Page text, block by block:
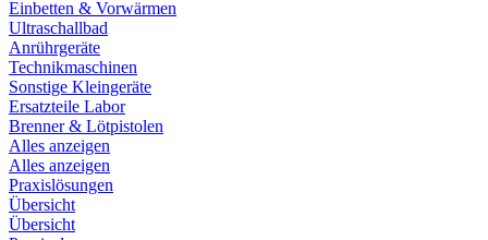
Einbetten & Vorwärmen
Ultraschallbad
Anrührgeräte
Technikmaschinen
Sonstige Kleingeräte
Ersatzteile Labor
Brenner & Lötpistolen
Alles anzeigen
Alles anzeigen
Praxislösungen
Übersicht
Übersicht